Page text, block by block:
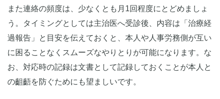
また連絡の頻度は、少なくとも月1回程度にとどめましょ
う。タイミングとしては主治医へ受診後、内容は「治療経
過報告」と目安を伝えておくと、本人や人事労務側が互い
に困ることなくスムーズなやりとりが可能になります。な
お、対応時の記録は文書として記録しておくことが本人と
の齟齬を防ぐためにも望ましいです。